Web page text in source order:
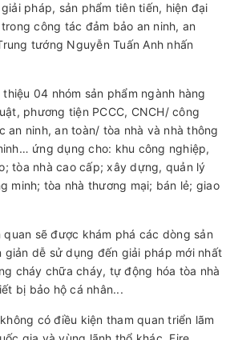
pháp, sản phẩm tiên tiến, hiện đại
công tác đảm bảo an ninh, an
tướng Nguyễn Tuấn Anh nhấn
04 nhóm sản phẩm ngành hàng
phương tiện PCCC, CNCH/ công
an ninh, an toàn/ tòa nhà và nhà thông
ứng dụng cho: khu công nghiệp,
tòa nhà cao cấp; xây dựng, quản lý
minh; tòa nhà thương mại; bán lẻ; giao
sẽ được khám phá các dòng sản
dễ sử dụng đến giải pháp mới nhất
cháy chữa cháy, tự động hóa tòa nhà
bị bảo hộ cá nhân...
có điều kiện tham quan triển lãm